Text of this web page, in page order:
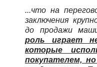
...что на
заключения
до продажи
роль играет
которые
покупателем,